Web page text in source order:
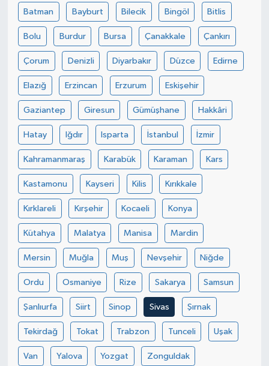
Batman Bayburt Bilecik Bingöl Bitlis
Bolu Burdur Bursa Çanakkale Çankırı
Çorum Denizli Diyarbakır Düzce Edirne
Elazığ Erzincan Erzurum Eskişehir
Gaziantep Giresun Gümüşhane Hakkâri
Hatay Iğdır Isparta İstanbul İzmir
Kahramanmaraş Karabük Karaman Kars
Kastamonu Kayseri Kilis Kırıkkale
Kırklareli Kırşehir Kocaeli Konya
Kütahya Malatya Manisa Mardin
Mersin Muğla Muş Nevşehir Niğde
Ordu Osmaniye Rize Sakarya Samsun
Şanlıurfa Siirt Sinop Sivas Şırnak
Tekirdağ Tokat Trabzon Tunceli Uşak
Van Yalova Yozgat Zonguldak